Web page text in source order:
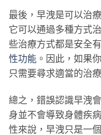
最後，早洩是可以治
它可以通過多種方式
些治療方式都是安全
性功能 。因此，如果
只需要尋求適當的治
總之，錯誤認識早洩
身並不會導致身體疾
性來說，早洩只是一